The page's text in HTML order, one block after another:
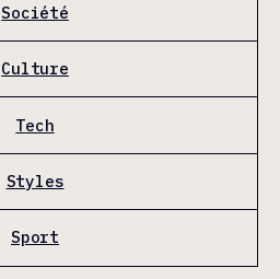
Société
Culture
Tech
Styles
Sport